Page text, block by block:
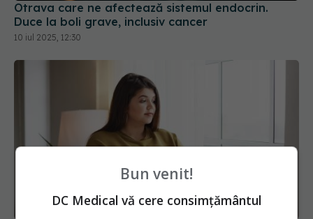
Otrava care ne afectează sistemul endocrin.
Duce la boli grave, inclusiv cancer
10 iul 2025, 12:30
Bun venit!
DC Medical vă cere consimțământul